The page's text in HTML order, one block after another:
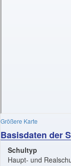
Größere Karte
Basisdaten der
Schultyp
Haupt- und